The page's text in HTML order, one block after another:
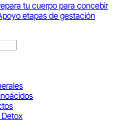
tu cuerpo para concebir
etapas de gestación